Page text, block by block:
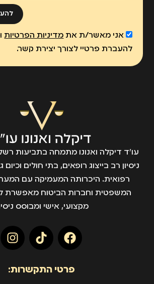
אני מאשר/ת את מדיניות הפרטיות
להעברת פרטיי לצורך יצירת קשר.
עו״ד דיקלה ואנונו מתמחה בתביעות
ניסיון רב בייצוג רופאים, בתי חולים
רפואית. היכרותה המעמיקה עם
המשפטית וחברות הביטוח מאפשרת לה
מקצועי, אישי ומבוסס
פרטי התקשרות: